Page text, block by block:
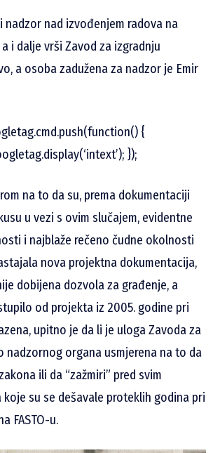
nadzor nad izvođenjem radova na
i dalje vrši Zavod za izgradnju
a osoba zadužena za nadzor je Emir
{
});
na to da su, prema dokumentaciji
u vezi s ovim slučajem, evidentne
i najblaže rečeno čudne okolnosti
nova projektna dokumentacija,
dobijena dozvola za građenje, a
od projekta iz 2005. godine pri
upitno je da li je uloga Zavoda za
nadzornog organa usmjerena na to da
ili da “zažmiri” pred svim
su se dešavale proteklih godina pri
FASTO-u.